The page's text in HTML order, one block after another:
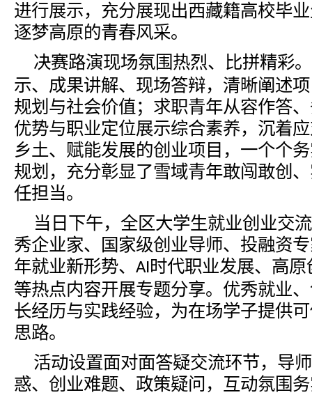
进行展示，充分展现出西藏籍高校毕
逐梦高原的青春风采。
决赛路演现场氛围热烈、比拼精彩
示、成果讲解、现场答辩，清晰阐述
规划与社会价值；求职青年从容作答
优势与职业定位展示综合素养，沉着
乡土、赋能发展的创业项目，一个个
规划，充分彰显了雪域青年敢闯敢创
任担当。
当日下午，全区大学生就业创业交
秀企业家、国家级创业导师、投融资
年就业新形势、 AI时代职业发展、高
等热点内容开展专题分享。优秀就业
长经历与实践经验，为在场学子提供
思路。
活动设置面对面答疑交流环节，导
惑、创业难题、政策疑问，互动氛围